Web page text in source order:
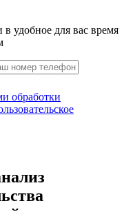
удобное для вас время
обработки